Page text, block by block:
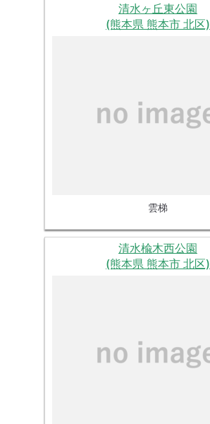
清水ヶ丘東公園
(熊本県 熊本市 北区)
雲梯
清水楡木西公園
(熊本県 熊本市 北区)